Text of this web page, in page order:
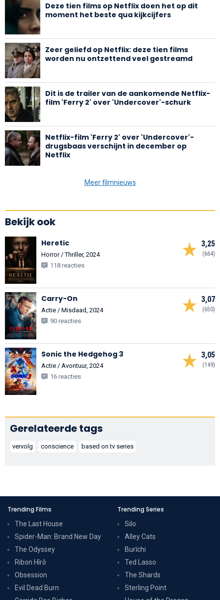
Deze tien films op Netflix doen het op dit
moment het beste qua kijkcijfers
Zeer geliefd op Netflix: deze tien films
worden nu ontzettend veel gestreamd
Dit is de trailer van de aankomende Netflix-
film 'Ferry 2' over 'Undercover'-schurk
Netflix-film 'Ferry 2' over 'Undercover'-
drugsbaas verschijnt in december op
Netflix
Meer filmnieuws
Bekijk ook
3,25
(664)
Heretic
Horror / Thriller, 2024
118 reacties
3,07
(650)
Carry-On
Actie / Misdaad, 2024
90 reacties
3,05
(149)
Sonic the Hedgehog 3
Actie / Avontuur, 2024
16 reacties
Gerelateerde tags
vervolg conscience based on tv series
Trending Films
The Last House
Spider-Man: Brand New Day
The Odyssey
Ribon Hîrô
Obsession
Evil Dead Burn
Trending Series
Silo
Alley Cats
Burīchi
Ted Lasso
The Shards
Sterling Point